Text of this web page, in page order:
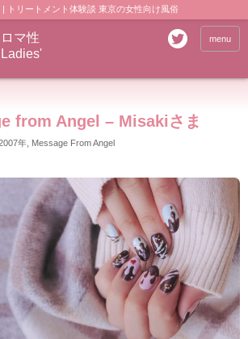
| トリートメント体験談 東京の女性向け風俗
マ性
menu
from Angel – Misakiさま
年 Message From Angel